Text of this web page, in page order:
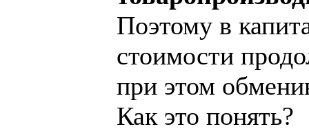
Поэтому в
стоимости
при этом
Как это понять?